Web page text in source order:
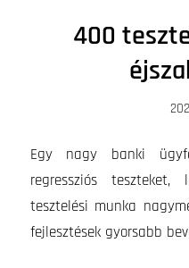
400
Egy nagy banki
regressziós
tesztelési munka
fejlesztések gyorsabb